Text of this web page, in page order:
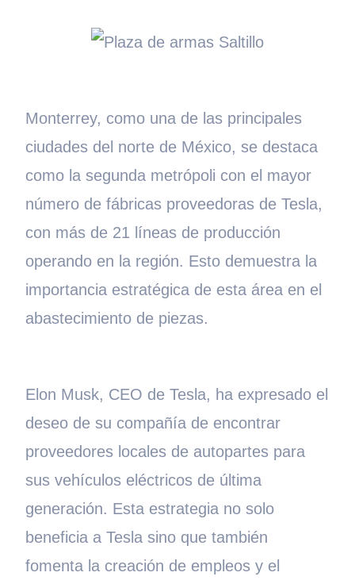
Monterrey, como una de las principales
ciudades del norte de México, se destaca
como la segunda metrópoli con el mayor
número de fábricas proveedoras de Tesla,
con más de 21 líneas de producción
operando en la región. Esto demuestra la
importancia estratégica de esta área en el
abastecimiento de piezas.
Elon Musk, CEO de Tesla, ha expresado el
deseo de su compañía de encontrar
proveedores locales de autopartes para
sus vehículos eléctricos de última
generación. Esta estrategia no solo
beneficia a Tesla sino que también
fomenta la creación de empleos y el